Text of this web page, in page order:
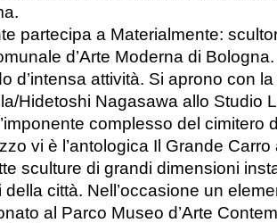
partecipa a Materialmente:
d’Arte Moderna di
d’intensa attività. Si aprono con
Hidetoshi Nagasawa allo Studio
complesso del cimitero
vi è l’antologica Il Grande
sculture di grandi dimensioni
della città. Nell’occasione un
al Parco Museo d’Arte